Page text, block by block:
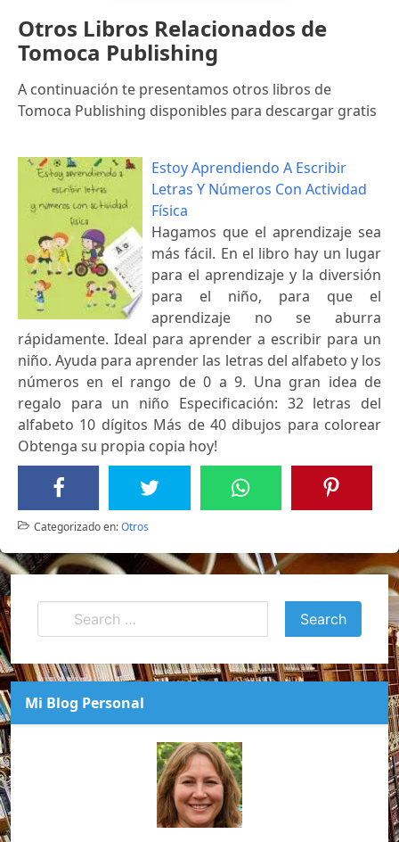
Otros Libros Relacionados de
Tomoca Publishing
A continuación te presentamos otros libros de
Tomoca Publishing disponibles para descargar gratis
Estoy Aprendiendo A Escribir
Letras Y Números Con Actividad
Física
Hagamos que el aprendizaje sea
más fácil. En el libro hay un lugar
para el aprendizaje y la diversión
para el niño, para que el
aprendizaje no se aburra
rápidamente. Ideal para aprender a escribir para un
niño. Ayuda para aprender las letras del alfabeto y los
números en el rango de 0 a 9. Una gran idea de
regalo para un niño Especificación: 32 letras del
alfabeto 10 dígitos Más de 40 dibujos para colorear
Obtenga su propia copia hoy!
Categorizado en:Otros
Mi Blog Personal